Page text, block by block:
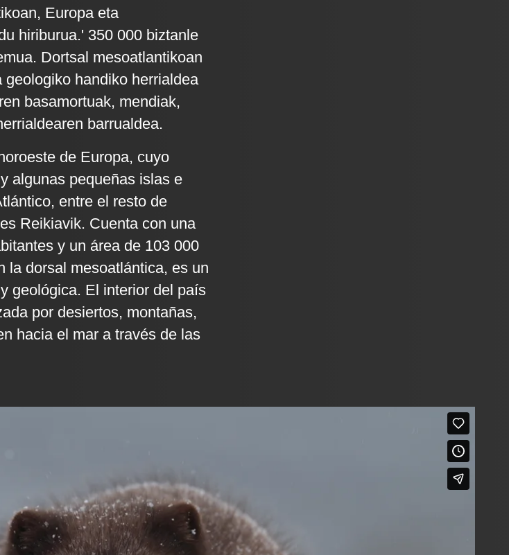
Europa eta
hiriburua.' 350 000 biztanle
Dortsal mesoatlantikoan
handiko herrialdea
basamortuak, mendiak,
barrualdea.
de Europa, cuyo
algunas pequeñas islas e
entre el resto de
Reikiavik. Cuenta con una
y un área de 103 000
la dorsal mesoatlántica, es un
geológica. El interior del país
por desiertos, montañas,
hacia el mar a través de las